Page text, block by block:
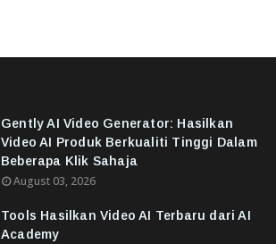
Gently AI Video Generator: Hasilkan
Video AI Produk Berkualiti Tinggi Dalam
Beberapa Klik Sahaja
August 03, 2026
Tools Hasilkan Video AI Terbaru dari AI
Academy